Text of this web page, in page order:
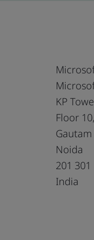
KP
Floor
Noida
201 301
India